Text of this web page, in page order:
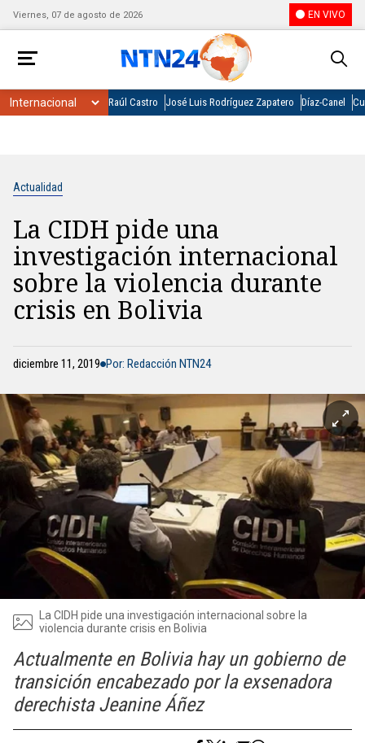
Viernes, 07 de agosto de 2026 EN VIVO
Raúl Castro José Luis Rodríguez Zapatero Díaz-Canel
Actualidad
La CIDH pide una
investigación internacional
sobre la violencia durante
crisis en Bolivia
diciembre 11, 2019 Por: Redacción NTN24
La CIDH pide una investigación internacional sobre la
violencia durante crisis en Bolivia
Actualmente en Bolivia hay un gobierno de
transición encabezado por la exsenadora
derechista Jeanine Áñez